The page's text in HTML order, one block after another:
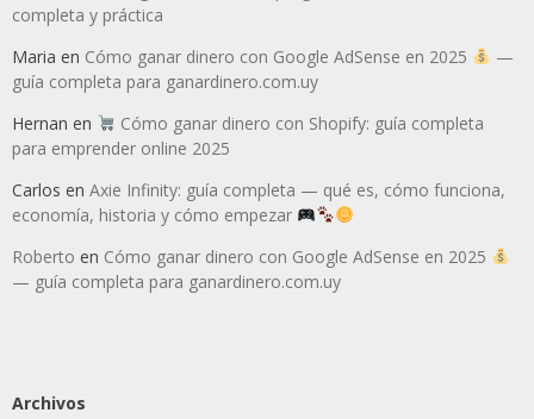
completa y práctica
Maria en Cómo ganar dinero con Google AdSense en 2025
—
guía completa para ganardinero.com.uy
Hernan en
Cómo ganar dinero con Shopify: guía completa
para emprender online 2025
Carlos en Axie Infinity: guía completa — qué es, cómo funciona,
economía, historia y cómo empezar
Roberto en Cómo ganar dinero con Google AdSense en 2025
— guía completa para ganardinero.com.uy
Archivos